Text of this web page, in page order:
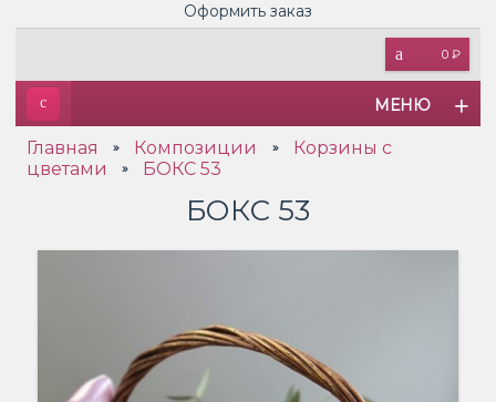
0 ₽
Оформить заказ
МЕНЮ
Главная » Композиции »
Корзины с
цветами
» БОКС 53
БОКС 53